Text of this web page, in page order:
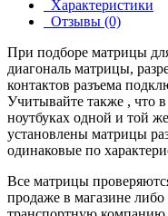
Характеристики
Отзывы (0)
При подборе матрицы
диагональ матрицы,
контактов разъема
Учитывайте также , что
ноутбуках одной и той
установлены матрицы
одинаковые по
Все матрицы
продаже в магазине либо